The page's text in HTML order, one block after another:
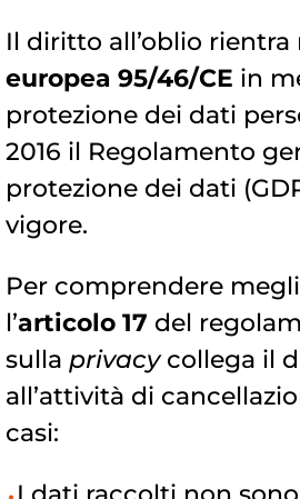
Il diritto all’oblio rientra
europea 95/46/CE in
protezione dei dati
2016 il Regolamento
protezione dei dati
vigore.
Per comprendere
l’articolo 17 del
sulla privacycollega il
all’attività di
casi: